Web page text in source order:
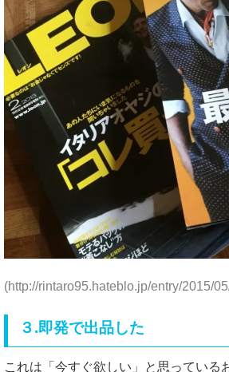
(http://rintaro95.hateblo.jp/entry/2015/
３.即発で出品した
これは「今すぐ欲しい」と思っている